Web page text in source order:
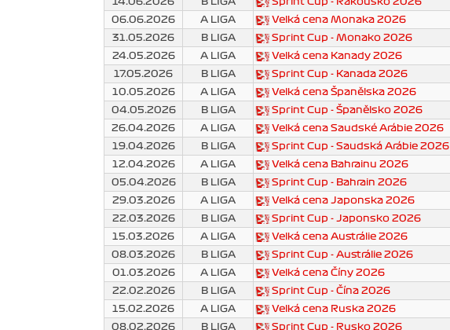
06.06.2026
A LIGA Velká cena Monaka 2026
31.05.2026
B LIGA Sprint Cup - Monako 2026
24.05.2026
A LIGA Velká cena Kanady 2026
17.05.2026
B LIGA Sprint Cup - Kanada 2026
10.05.2026
A LIGA Velká cena Španělska 2026
04.05.2026
B LIGA Sprint Cup - Španělsko 2026
26.04.2026
A LIGA Velká cena Saudské Arábie 2026
19.04.2026
B LIGA Sprint Cup - Saudská Arábie 2026
12.04.2026
A LIGA Velká cena Bahrainu 2026
05.04.2026
B LIGA Sprint Cup - Bahrain 2026
29.03.2026
A LIGA Velká cena Japonska 2026
22.03.2026
B LIGA Sprint Cup - Japonsko 2026
15.03.2026
A LIGA Velká cena Austrálie 2026
08.03.2026
B LIGA Sprint Cup - Austrálie 2026
01.03.2026
A LIGA Velká cena Číny 2026
22.02.2026
B LIGA Sprint Cup - Čína 2026
15.02.2026
A LIGA Velká cena Ruska 2026
08.02.2026
B LIGA Sprint Cup - Rusko 2026